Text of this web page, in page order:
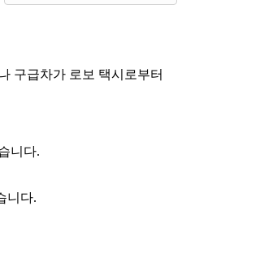
구급차가 로보 택시로부터
니다.
니다.